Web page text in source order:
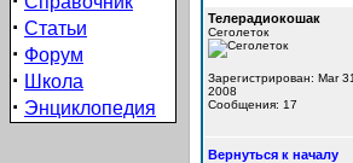
· Статьи
· Форум
· Школа
· Энциклопедия
Телерадиокошак
Сеголеток
Зарегистрирован: Mar 31,
2008
Сообщения: 17
Вернуться к началу